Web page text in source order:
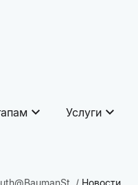
Услуги
Новости